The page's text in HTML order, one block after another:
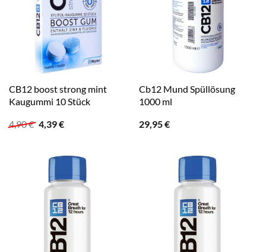
CB12 boost strong mint
Kaugummi 10 Stück
4,90€ Ursprünglicher
Preis
4,39€Aktueller
Cb12 Mund Spüllösung
1000 ml
29,95€